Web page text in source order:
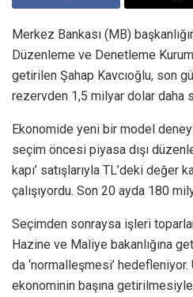
Merkez Bankası (MB)
Düzenleme ve Denetleme
getirilen Şahap Kavcıoğlu, son
rezervden 1,5 milyar dolar daha
Ekonomide yeni bir model
seçim öncesi piyasa dışı
kapı’ satışlarıyla TL’deki değer
çalışıyordu. Son 20 ayda 180
Seçimden sonraysa işleri
Hazine ve Maliye bakanlığına
da ‘normalleşmesi’ hedefleniyor.
ekonominin başına getirilmesiyle